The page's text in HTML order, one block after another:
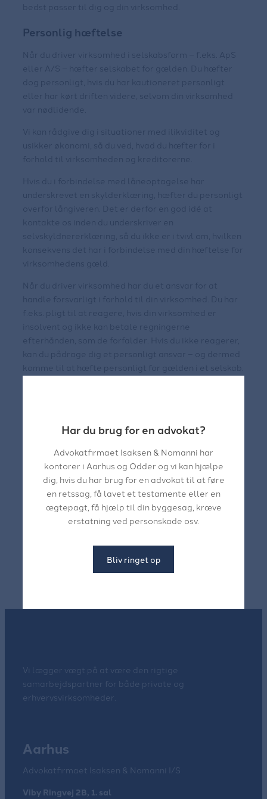
bedst passer til dig og din virksomhed.
Personlig hæftelse
Når du driver virksomhed i selskabsform – f.eks. ApS
eller A/S – hæfter selskabet for gælden. Du hæfter
dog personligt, hvis du har kautioneret personligt
eller har kørt driften videre, selvom din virksomhed
var nødlidende.
Vi kan rådgive dig i situationer med ilikviditet og
usikker økonomi, så du ved, hvad du hæfter for i
forhold til virksomheden og kreditorerne.
Hvis du i forbindelse med låneoptagelse har
underskrevet en skylderklæring, hæfter du personligt
overfor långiveren. Det er derfor en god idé at
kontakte os inden du underskriver en
selvskyldnererklæring, så du ikke er i tvivl om, hvilken
konsekvens det har i forbindelse med din hæftelse for
virksomhedens gæld.
Når du driver virksomhed har du et ansvar for at
handle forsvarligt i forhold til din virksomhed. Du har
f.eks. pligt til at reagere, hvis din virksomhed er
insolvent og ikke kan betale regningerne
efterhånden, som de forfalder. Hvis du ikke reagerer,
kan du pådrage dig et personligt ansvar – og dermed
komme til at hæfte personligt for gælden i et selskab.
Har du brug for en advokat?
Advokatfirmaet Isaksen & Nomanni har
kontorer i Aarhus og Odder og vi kan hjælpe
dig, hvis du har brug for en advokat til at føre
en retssag, få lavet et testamente eller en
ægtepagt, få hjælp til din byggesag, kræve
erstatning ved personskade osv.
Bliv ringet op
Vi lægger vægt på at være den rigtige
samarbejdspartner for både private og
erhvervsvirksomheder.
Aarhus
Advokatfirmaet Isaksen & Nomanni I/S
Viby Ringvej 2B, 1. sal